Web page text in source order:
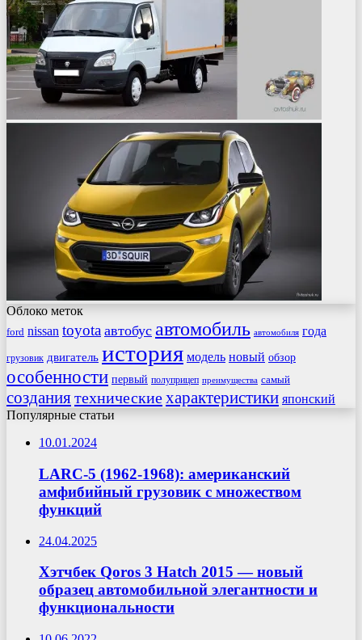
Облоко меток
ford nissan toyota автобус автомобиль автомобиля года
грузовик двигатель история модель новый обзор
особенности первый полуприцеп преимущества самый
созданиятехническиехарактеристики японский
Популярные статьи
10.01.2024
LARC-5 (1962-1968): американский
амфибийный грузовик с множеством
функций
24.04.2025
Хэтчбек Qoros 3 Hatch 2015 — новый
образец автомобильной элегантности и
функциональности